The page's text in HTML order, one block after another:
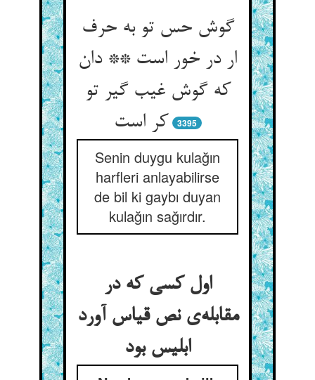
گوش حس تو به حرف
ار در خور است ** دان
که گوش غیب گیر تو
کر است‌‌
3395
Senin duygu kulağın
harfleri anlayabilirse
de bil ki gaybı duyan
kulağın sağırdır.
اول کسی که در
مقابله‌‌ی نص قیاس آورد
ابلیس بود